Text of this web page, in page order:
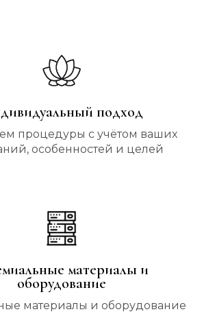
подход
процедуры с учётом ваших
особенностей и целей
материалы и
оборудование
материалы и оборудование